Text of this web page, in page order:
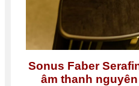
Sonus Faber
âm thanh